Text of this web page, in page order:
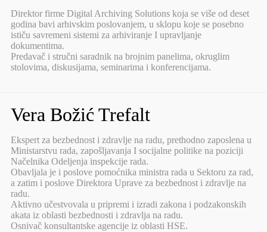
Direktor firme Digital Archiving Solutions koja se više od deset
godina bavi arhivskim poslovanjem, u sklopu koje se posebno
ističu savremeni sistemi za arhiviranje I upravljanje
dokumentima.
Predavač i stručni saradnik na brojnim panelima, okruglim
stolovima, diskusijama, seminarima i konferencijama.
Vera Božić Trefalt
Ekspert za bezbednost i zdravlje na radu, prethodno zaposlena u
Ministarstvu rada, zapošljavanja I socijalne politike na poziciji
Načelnika Odeljenja inspekcije rada.
Obavljala je i poslove pomoćnika ministra rada u Sektoru za rad,
a zatim i poslove Direktora Uprave za bezbednost i zdravlje na
radu.
Aktivno učestvovala u pripremi i izradi zakona i podzakonskih
akata iz oblasti bezbednosti i zdravlja na radu.
Osnivač konsultantske agencije iz oblasti HSE.